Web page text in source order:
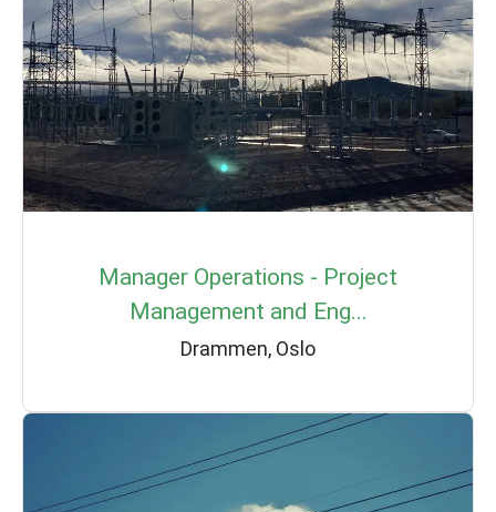
Manager Operations - Project
Management and Eng...
Drammen, Oslo